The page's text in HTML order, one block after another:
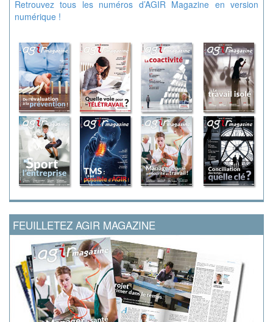
Retrouvez tous les numéros d’AGIR Magazine en version
numérique !
FEUILLETEZ AGIR MAGAZINE